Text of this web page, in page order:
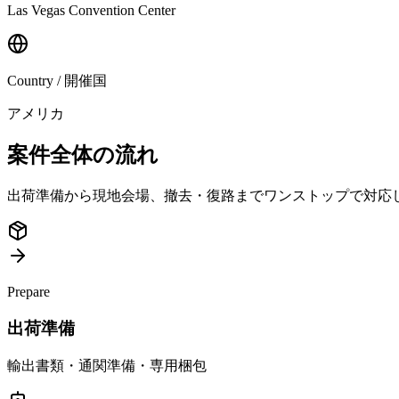
Las Vegas Convention Center
Country / 開催国
アメリカ
案件全体の流れ
出荷準備から現地会場、撤去・復路までワンストップで対応
Prepare
出荷準備
輸出書類・通関準備・専用梱包